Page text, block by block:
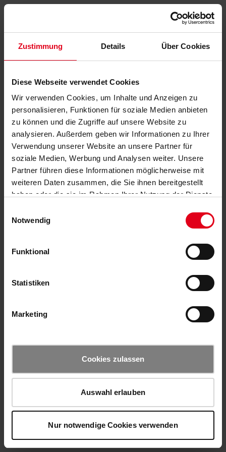
Zustimmung Details Über Cookies
Diese Webseite verwendet Cookies
Wir verwenden Cookies, um Inhalte und Anzeigen zu
personalisieren, Funktionen für soziale Medien anbieten
zu können und die Zugriffe auf unsere Website zu
analysieren. Außerdem geben wir Informationen zu Ihrer
Verwendung unserer Website an unsere Partner für
soziale Medien, Werbung und Analysen weiter. Unsere
Partner führen diese Informationen möglicherweise mit
weiteren Daten zusammen, die Sie ihnen bereitgestellt
haben oder die sie im Rahmen Ihrer Nutzung der Dienste
Notwendig
Funktional
Statistiken
Marketing
Cookies zulassen
Auswahl erlauben
Nur notwendige Cookies verwenden